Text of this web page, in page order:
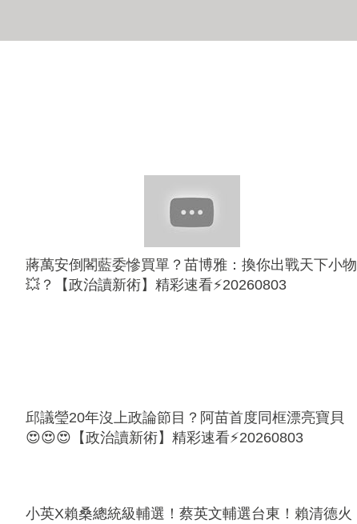
蔣萬安倒閣藍委慘買單？苗博雅：換你出戰天下小物
💥？【政治讀新術】精彩速看⚡20260803
邱議瑩20年沒上政論節目？阿苗首度同框漂亮寶貝
😍😍😍【政治讀新術】精彩速看⚡20260803
小英X賴桑總統級輔選！蔡英文輔選台東！賴清德火